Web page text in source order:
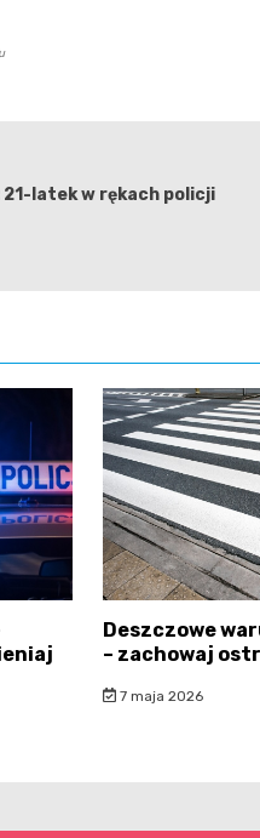
21-latek w rękach policji
Deszczowe
– zachowaj
7 maja 2026